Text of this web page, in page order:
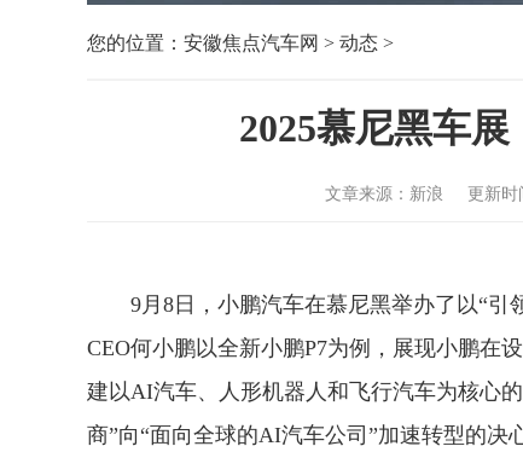
您的位置： 安徽焦点汽车网 > 动态 >
2025慕尼黑车
文章来源：新浪 更新时
9月8日，小鹏汽车在慕尼黑举办了以“
CEO何小鹏以全新小鹏P7为例，展现小鹏在
建以AI汽车、人形机器人和飞行汽车为核心
商”向“面向全球的AI汽车公司”加速转型的决